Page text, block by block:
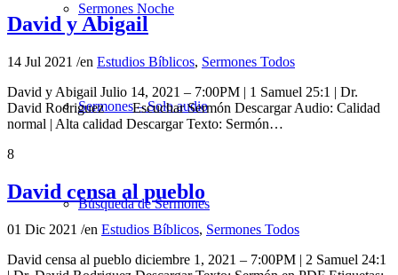
Sermones Noche
Sermones – Solo audio
Búsqueda de Sermones
David y Abigail
14 Jul 2021 /en Estudios Bíblicos, Sermones Todos
David y Abigail Julio 14, 2021 – 7:00PM | 1 Samuel 25:1 | Dr.
David Rodriguez Escuchar Sermón Descargar Audio: Calidad
normal | Alta calidad Descargar Texto: Sermón…
8
David censa al pueblo
01 Dic 2021 /en Estudios Bíblicos, Sermones Todos
David censa al pueblo diciembre 1, 2021 – 7:00PM | 2 Samuel 24:1